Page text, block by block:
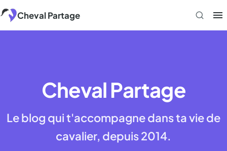
Aller
au
Cheval Partage
Cheval Partage
Le blog qui t'accompagne dans ta vie de
cavalier, depuis 2014.